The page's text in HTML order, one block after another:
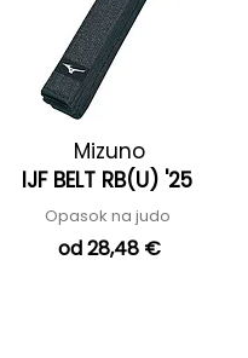
Mizuno
IJF BELT RB(U) '25
Opasok na judo
od 28,48 €